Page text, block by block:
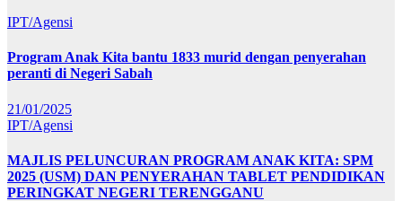
IPT/Agensi
Program Anak Kita bantu 1833 murid dengan penyerahan
peranti di Negeri Sabah
21/01/2025
IPT/Agensi
MAJLIS PELUNCURAN PROGRAM ANAK KITA: SPM
2025 (USM) DAN PENYERAHAN TABLET PENDIDIKAN
PERINGKAT NEGERI TERENGGANU